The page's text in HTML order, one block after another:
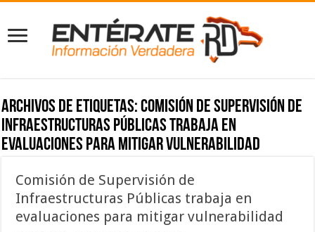
Archivos de etiquetas:Comisión de Supervisión de
Infraestructuras Públicas trabaja en
evaluaciones para mitigar vulnerabilidad
Comisión de Supervisión de
Infraestructuras Públicas trabaja en
evaluaciones para mitigar vulnerabilidad